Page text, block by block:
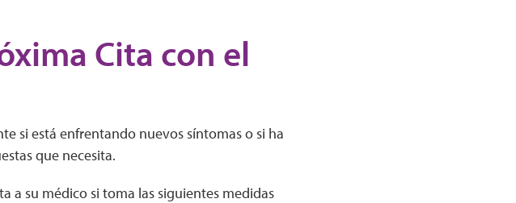
Cita con el
si está enfrentando nuevos síntomas o si ha
que necesita.
a su médico si toma las siguientes medidas